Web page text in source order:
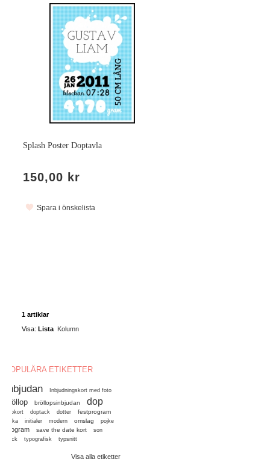
Splash Poster Doptavla
150,00 kr
Spara i önskelista
1 artiklar
Visa: Lista Kolumn
POPULÄRA ETIKETTER
Inbjudan Inbjudningskort med foto
bröllop bröllopsinbjudan dop
dopkort doptack dotter festprogram
flicka initialer modern omslag pojke
program save the date kort
son
tryck
typografisk typsnitt
Visa alla etiketter